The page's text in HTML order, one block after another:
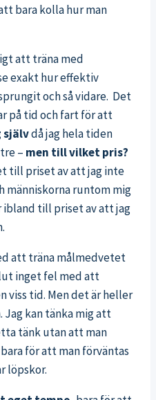
bara kolla hur man
att träna med
exakt hur effektiv
och så vidare. Det
på tid och fart för att
självdå jag hela tiden
– men till vilket pris?
till priset av att jag inte
människorna runtom mig
till priset av att jag
att träna målmedvetet
inget fel med att
viss tid. Men det är heller
Jag kan tänka mig att
tänk utan att man
för att man förväntas
löpskor.